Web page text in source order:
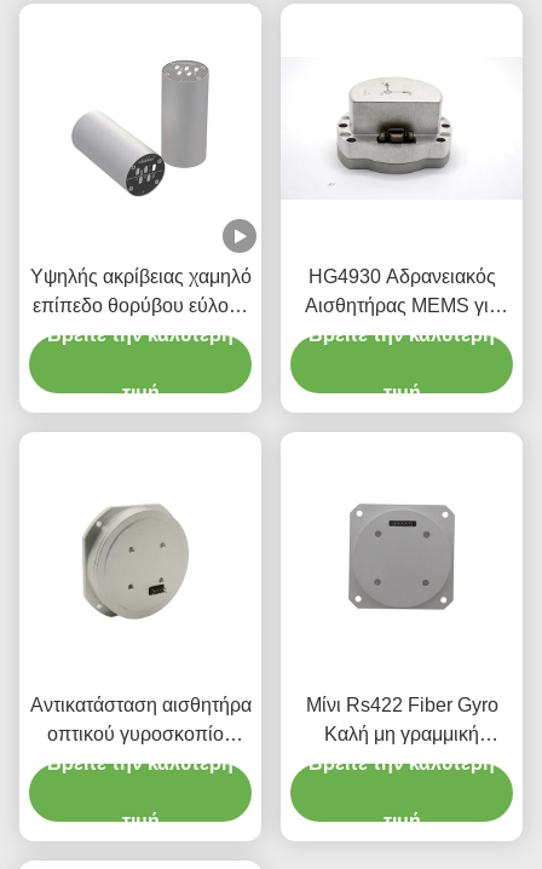
Υψηλής ακρίβειας χαμηλό
επίπεδο θορύβου εύλογο
κόστος Οπτική
γυροσκόπησης
Βρείτε την καλύτερη
τιμή
HG4930 Αδρανειακός
Αισθητήρας MEMS για
Αισθητήρες
Κίνησης Ακριβείας
Βρείτε την καλύτερη
τιμή
Αντικατάσταση αισθητήρα
οπτικού γυροσκοπίου
ινών με ενσωματωμένα
πυριτίου Fizoptika Vg910
Βρείτε την καλύτερη
τιμή
Μίνι Rs422 Fiber Gyro
Καλή μη γραμμική
σταθερότητα μηδενικής
Βρείτε την καλύτερη
τιμή